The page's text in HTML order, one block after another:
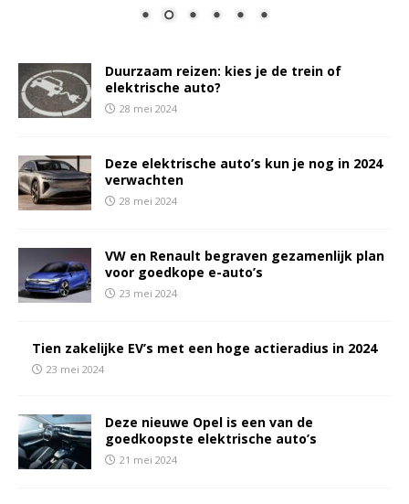
Duurzaam reizen: kies je de trein of
elektrische auto?
28 mei 2024
Deze elektrische auto’s kun je nog in 2024
verwachten
28 mei 2024
VW en Renault begraven gezamenlijk plan
voor goedkope e-auto’s
23 mei 2024
Tien zakelijke EV’s met een hoge actieradius in 2024
23 mei 2024
Deze nieuwe Opel is een van de
goedkoopste elektrische auto’s
21 mei 2024